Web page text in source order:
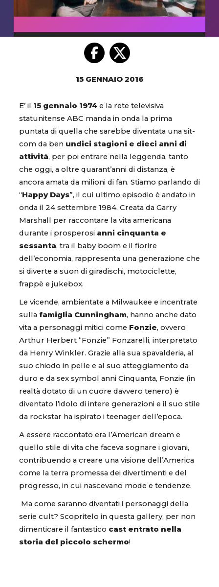
15 GENNAIO 2016
E’ il 15 gennaio 1974 e la rete televisiva
statunitense ABC manda in onda la prima
puntata di quella che sarebbe diventata una sit-
com da ben undici stagioni e dieci anni di
attività, per poi entrare nella leggenda, tanto
che oggi, a oltre quarant’anni di distanza, è
ancora amata da milioni di fan. Stiamo parlando di
“Happy Days”, il cui ultimo episodio è andato in
onda il 24 settembre 1984. Creata da Garry
Marshall per raccontare la vita americana
durante i prosperosi anni cinquanta e
sessanta, tra il baby boom e il fiorire
dell’economia, rappresenta una generazione che
si diverte a suon di giradischi, motociclette,
frappè e jukebox.
Le vicende, ambientate a Milwaukee e incentrate
sulla famiglia Cunningham, hanno anche dato
vita a personaggi mitici come Fonzie, ovvero
Arthur Herbert “Fonzie” Fonzarelli, interpretato
da Henry Winkler. Grazie alla sua spavalderia, al
suo chiodo in pelle e al suo atteggiamento da
duro e da sex symbol anni Cinquanta, Fonzie (in
realtà dotato di un cuore davvero tenero) è
diventato l’idolo di intere generazioni e il suo stile
da rockstar ha ispirato i teenager dell’epoca.
A essere raccontato era l’American dream e
quello stile di vita che faceva sognare i giovani,
contribuendo a creare una visione dell’America
come la terra promessa dei divertimenti e del
progresso, in cui nascevano mode e tendenze.
Ma come saranno diventati i personaggi della
serie cult? Scopritelo in questa gallery, per non
dimenticare il fantastico cast entrato nella
storia del piccolo schermo!